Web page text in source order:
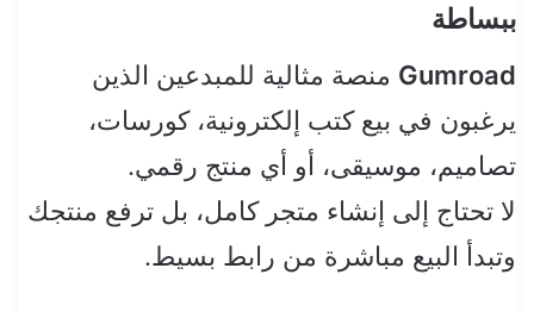
ببساطة
Gumroad منصة مثالية للمبدعين الذين
يرغبون في بيع كتب إلكترونية، كورسات،
تصاميم، موسيقى، أو أي منتج رقمي.
لا تحتاج إلى إنشاء متجر كامل، بل ترفع منتجك
وتبدأ البيع مباشرة من رابط بسيط.